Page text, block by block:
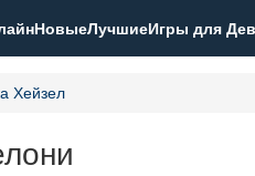
НовыеЛучшиеИгры для
Хейзел